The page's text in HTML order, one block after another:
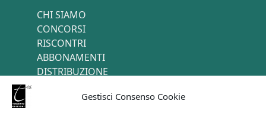
Gestisci Consenso Cookie
CHI SIAMO
CONCORSI
RISCONTRI
ABBONAMENTI
DISTRIBUZIONE